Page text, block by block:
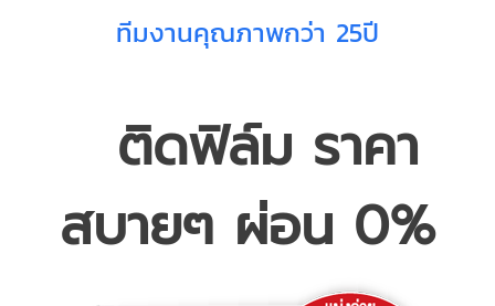
ทีมงานคุณภาพกว่า 25ปี
ติดฟิล์ม ราคา
สบายๆ ผ่อน 0%